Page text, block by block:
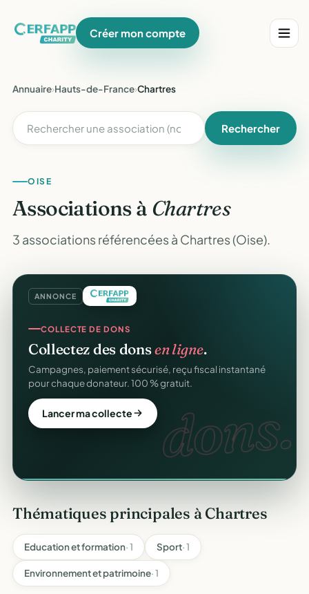
Créer mon compte
Annuaire›Hauts-de-France›Chartres
Rechercher
OISE
Associations à Chartres
3 associations référencées à Chartres (Oise).
ANNONCE
SITE WEB
Votre site web d'association
Une page publique élégante et un site de collecte, prêts
en cinq minutes. Sans webmaster.
Créer mon site gratuit dons.
COLLECTE DE DONS
Collectez des donsen ligne.
Campagnes, paiement sécurisé, reçu fiscal instantané
pour chaque donateur. 100 % gratuit.
Lancer ma collecte
Thématiques principales à Chartres
Education et formation· 1 Sport· 1
Environnement et patrimoine· 1